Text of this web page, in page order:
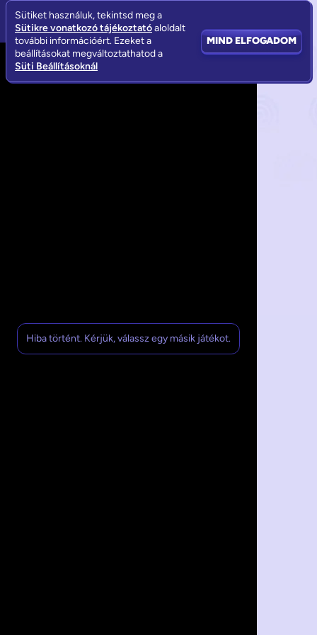
Hiba történt. Kérjük, válassz egy másik játékot.
Sütiket használuk, tekintsd meg a
Sütikre vonatkozó tájékoztatóaloldalt
további információért. Ezeket a
beállításokat megváltoztathatod a
Süti Beállításoknál
MIND ELFOGADOM